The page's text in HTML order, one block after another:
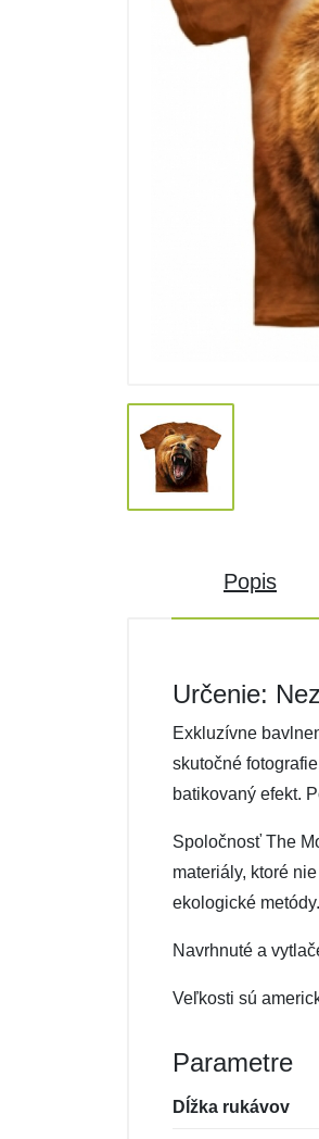
Popis
Určenie:
Exkluzívne
skutočné
batikovaný efekt.
Spoločnosť The
materiály, ktoré
ekologické
Navrhnuté a
Veľkosti sú
Parametre
Dĺžka rukávov